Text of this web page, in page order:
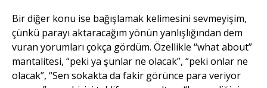
Bir diğer konu ise bağışlamak kelimesini sevmeyişim,
çünkü parayı aktaracağım yönün yanlışlığından dem
vuran yorumları çokça gördüm. Özellikle “what about”
mantalitesi, “peki ya şunlar ne olacak”, “peki onlar ne
olacak”, “Sen sokakta da fakir görünce para veriyor